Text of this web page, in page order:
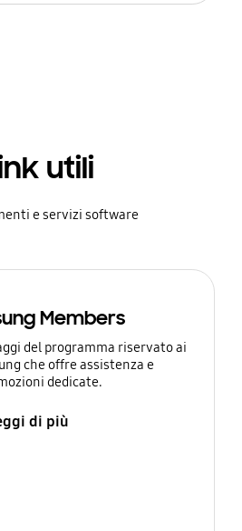
utili
e servizi software
Members
del programma riservato ai
che offre assistenza e
dedicate.
di più